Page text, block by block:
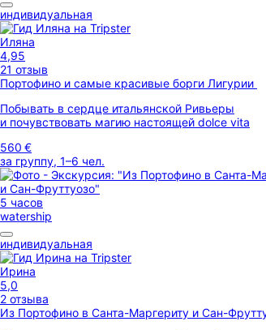
индивидуальная
Иляна
4,95
21 отзыв
Портофино и самые красивые борги Лигурии
Побывать в сердце итальянской Ривьеры
и почувствовать магию настоящей dolce vita
560 €
за группу, 1–6 чел.
5 часов
watership
индивидуальная
Ирина
5,0
2 отзыва
Из Портофино в Санта-Маргериту и Сан-